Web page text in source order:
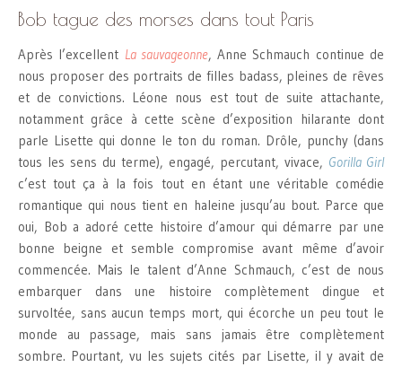
Bob tague des morses dans tout Paris
Après l’excellent La sauvageonne, Anne Schmauch continue de
nous proposer des portraits de filles badass, pleines de rêves
et de convictions. Léone nous est tout de suite attachante,
notamment grâce à cette scène d’exposition hilarante dont
parle Lisette qui donne le ton du roman. Drôle, punchy (dans
tous les sens du terme), engagé, percutant, vivace, Gorilla Girl
c’est tout ça à la fois tout en étant une véritable comédie
romantique qui nous tient en haleine jusqu’au bout. Parce que
oui, Bob a adoré cette histoire d’amour qui démarre par une
bonne beigne et semble compromise avant même d’avoir
commencée. Mais le talent d’Anne Schmauch, c’est de nous
embarquer dans une histoire complètement dingue et
survoltée, sans aucun temps mort, qui écorche un peu tout le
monde au passage, mais sans jamais être complètement
sombre. Pourtant, vu les sujets cités par Lisette, il y avait de